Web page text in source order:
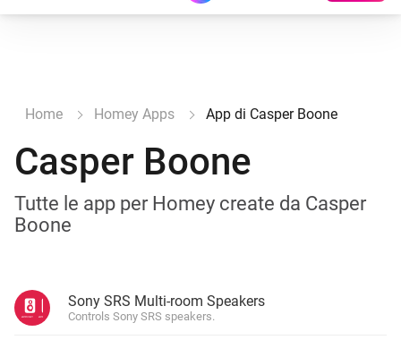
Home Homey Apps App di Casper Boone
Casper Boone
Tutte le app per Homey create da Casper
Boone
Sony SRS Multi-room Speakers
Controls Sony SRS speakers.